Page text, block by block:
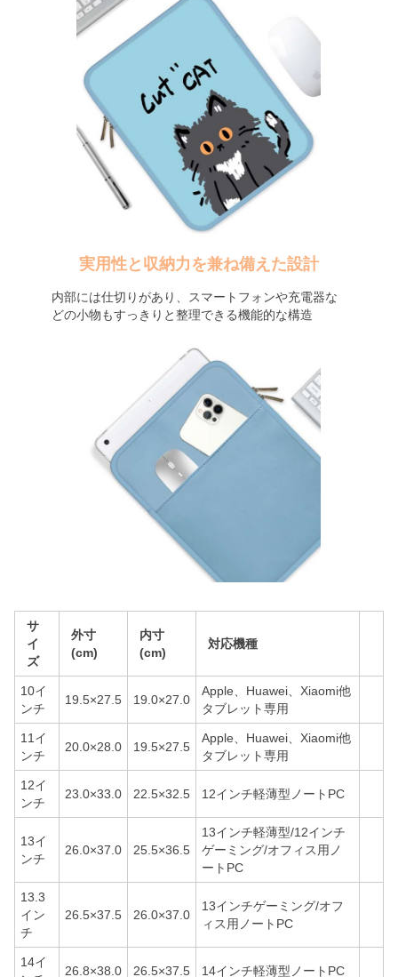
実用性と収納力を兼ね備えた設計
内部には仕切りがあり、スマートフォンや充電器な
どの小物もすっきりと整理できる機能的な構造
サ
イ
ズ
外寸
(cm)
内寸
(cm)
対応機種
10イ
ンチ
19.5×27.5 19.0×27.0
Apple、Huawei、Xiaomi他
タブレット専用
11イ
ンチ
20.0×28.0 19.5×27.5
Apple、Huawei、Xiaomi他
タブレット専用
12イ
ンチ
23.0×33.0 22.5×32.5 12インチ軽薄型ノートPC
13イ
ンチ
26.0×37.0 25.5×36.5
13インチ軽薄型/12インチ
ゲーミング/オフィス用ノ
ートPC
13.3
イン
チ
26.5×37.5 26.0×37.0
13インチゲーミング/オフ
ィス用ノートPC
14イ
26.8×38.0 26.5×37.5 14インチ軽薄型ノートPC